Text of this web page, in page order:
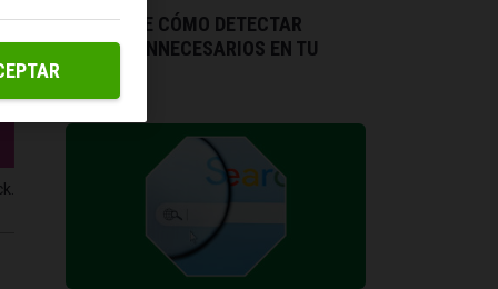
DESCUBRE CÓMO DETECTAR
GASTOS INNECESARIOS EN TU